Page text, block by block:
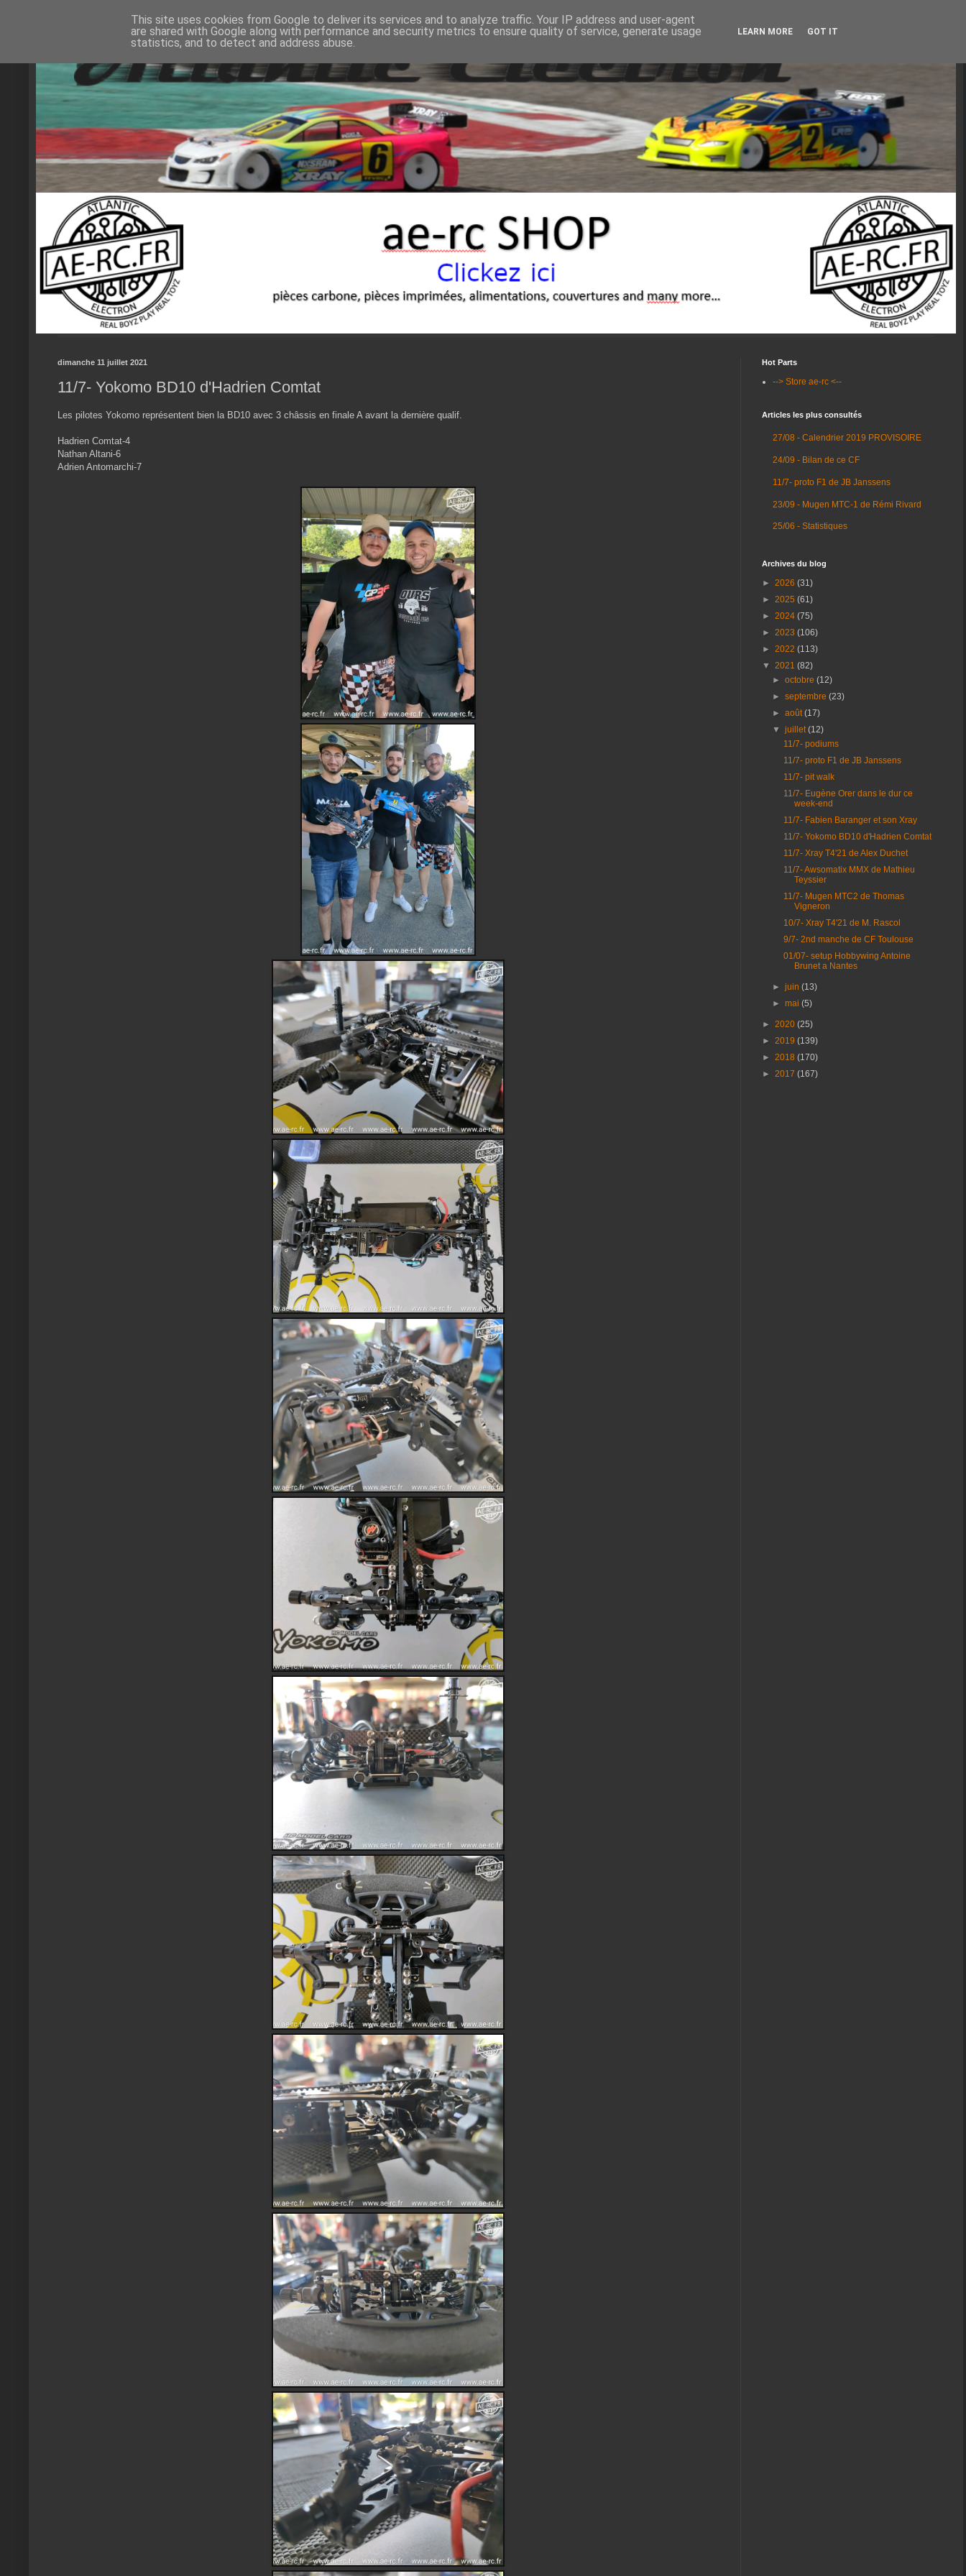
dimanche 11 juillet 2021
11/7- Yokomo BD10 d'Hadrien Comtat
Les pilotes Yokomo représentent bien la BD10 avec 3 châssis en finale A avant la dernière qualif.
Hadrien Comtat-4
Nathan Altani-6
Adrien Antomarchi-7
Hot Parts
--> Store ae-rc <--
Articles les plus consultés
27/08 - Calendrier 2019 PROVISOIRE
24/09 - Bilan de ce CF
11/7- proto F1 de JB Janssens
23/09 - Mugen MTC-1 de Rémi Rivard
25/06 - Statistiques
Archives du blog
► 2026 (31)
► 2025 (61)
► 2024 (75)
► 2023 (106)
► 2022 (113)
▼ 2021 (82)
►octobre(12)
►septembre(23)
►août(17)
▼juillet(12)
11/7- podiums
11/7- proto F1 de JB Janssens
11/7- pit walk
11/7- Eugène Orer dans le dur ce
week-end
11/7- Fabien Baranger et son Xray
11/7- Yokomo BD10 d'Hadrien Comtat
11/7- Xray T4'21 de Alex Duchet
11/7- Awsomatix MMX de Mathieu
Teyssier
11/7- Mugen MTC2 de Thomas
Vigneron
10/7- Xray T4'21 de M. Rascol
9/7- 2nd manche de CF Toulouse
01/07- setup Hobbywing Antoine
Brunet a Nantes
►juin(13)
►mai(5)
► 2020 (25)
► 2019 (139)
► 2018 (170)
► 2017 (167)
This site uses cookies from Google to deliver its services and to analyze traffic. Your IP address and user-agent
are shared with Google along with performance and security metrics to ensure quality of service, generate usage
statistics, and to detect and address abuse.
LEARN MORE GOT IT